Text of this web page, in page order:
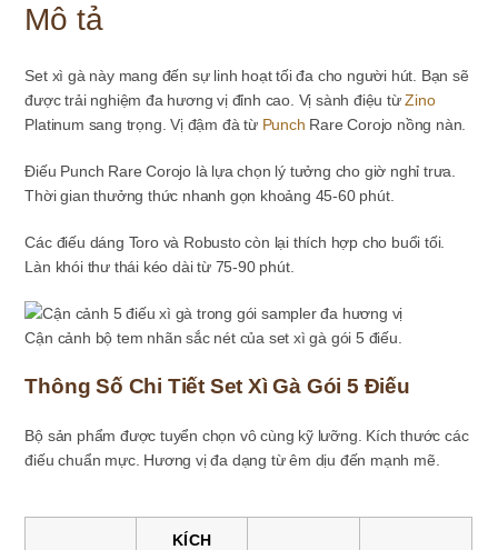
Mô tả
Set xì gà này mang đến sự linh hoạt tối đa cho người hút. Bạn sẽ
được trải nghiệm đa hương vị đỉnh cao. Vị sành điệu từZino
Platinum sang trọng. Vị đậm đà từ Punch Rare Corojo nồng nàn.
Điếu Punch Rare Corojo là lựa chọn lý tưởng cho giờ nghỉ trưa.
Thời gian thưởng thức nhanh gọn khoảng 45-60 phút.
Các điếu dáng Toro và Robusto còn lại thích hợp cho buổi tối.
Làn khói thư thái kéo dài từ 75-90 phút.
Cận cảnh bộ tem nhãn sắc nét của set xì gà gói 5 điếu.
Thông Số Chi Tiết Set Xì Gà Gói 5 Điếu
Bộ sản phẩm được tuyển chọn vô cùng kỹ lưỡng. Kích thước các
điếu chuẩn mực. Hương vị đa dạng từ êm dịu đến mạnh mẽ.
KÍCH